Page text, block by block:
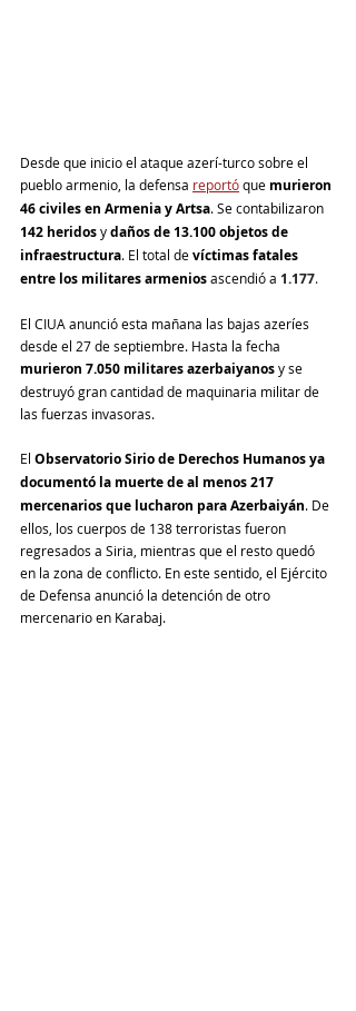
Desde que inicio el ataque azerí-turco sobre el
pueblo armenio, la defensa reportó que murieron
46 civiles en Armenia y Artsa. Se contabilizaron
142 heridos y daños de 13.100 objetos de
infraestructura. El total de víctimas fatales
entre los militares armenios ascendió a 1.177.
El CIUA anunció esta mañana las bajas azeríes
desde el 27 de septiembre. Hasta la fecha
murieron 7.050 militares azerbaiyanos y se
destruyó gran cantidad de maquinaria militar de
las fuerzas invasoras.
El Observatorio Sirio de Derechos Humanos ya
documentó la muerte de al menos 217
mercenarios que lucharon para Azerbaiyán. De
ellos, los cuerpos de 138 terroristas fueron
regresados a Siria, mientras que el resto quedó
en la zona de conflicto. En este sentido, el Ejército
de Defensa anunció la detención de otro
mercenario en Karabaj.